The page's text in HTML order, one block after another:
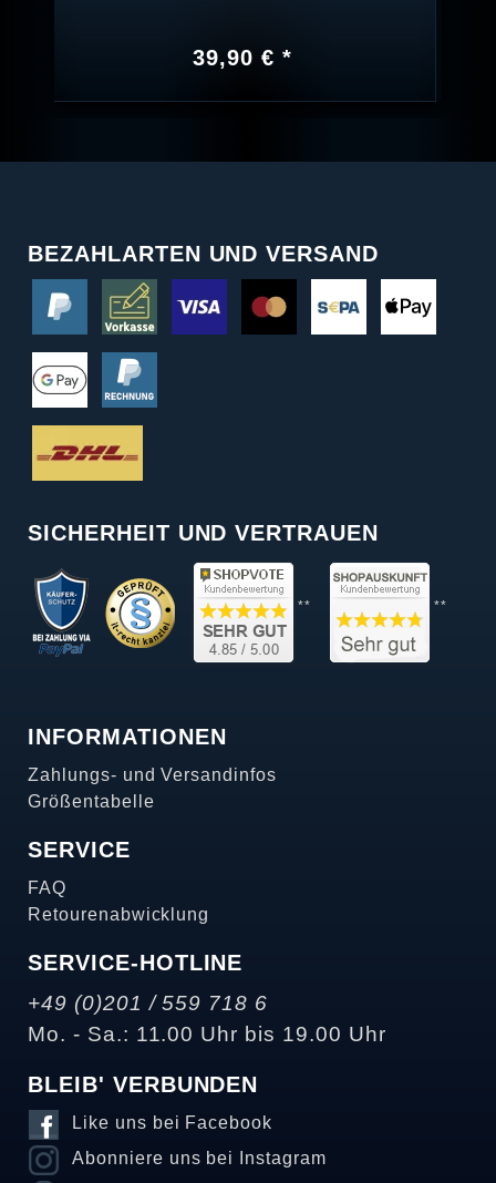
39,90 € *
BEZAHLARTEN UND VERSAND
SICHERHEIT UND VERTRAUEN
** **
INFORMATIONEN
Zahlungs- und Versandinfos
Größentabelle
SERVICE
FAQ
Retourenabwicklung
SERVICE-HOTLINE
+49 (0)201 / 559 718 6
Mo. - Sa.: 11.00 Uhr bis 19.00 Uhr
BLEIB' VERBUNDEN
Like uns bei Facebook
Abonniere uns bei Instagram